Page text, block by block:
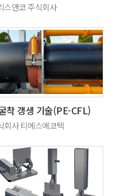
스앤코 주식회사
착 갱생 기술(PE-CFL)
회사 티에스에코텍